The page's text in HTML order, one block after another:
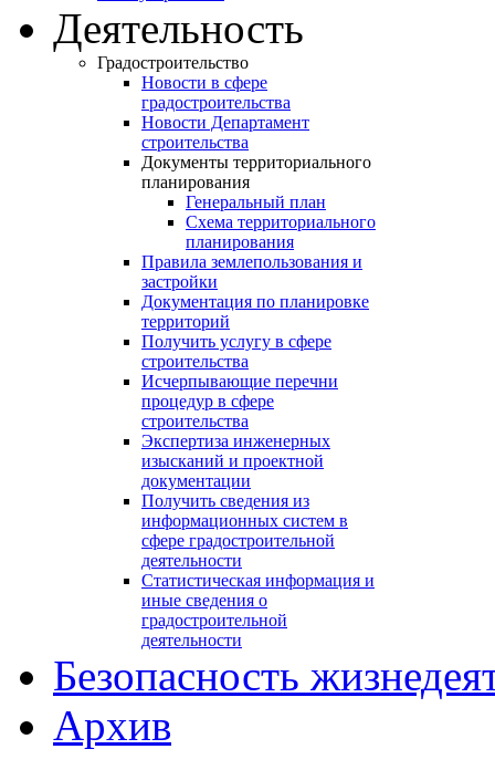
Деятельность
Градостроительство
Новости в сфере
градостроительства
Новости Департамент
строительства
Документы территориального
планирования
Генеральный план
Схема территориального
планирования
Правила землепользования и
застройки
Документация по планировке
территорий
Получить услугу в сфере
строительства
Исчерпывающие перечни
процедур в сфере
строительства
Экспертиза инженерных
изысканий и проектной
документации
Получить сведения из
информационных систем в
сфере градостроительной
деятельности
Статистическая информация и
иные сведения о
градостроительной
деятельности
Безопасность
Архив